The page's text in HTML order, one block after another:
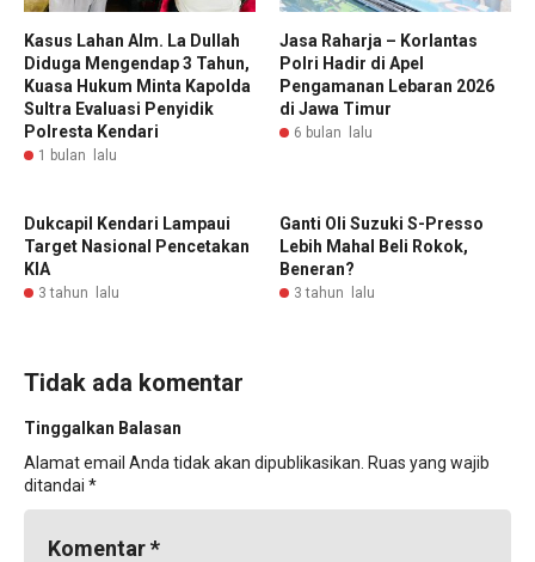
Kasus Lahan Alm. La Dullah
Diduga Mengendap 3 Tahun,
Kuasa Hukum Minta Kapolda
Sultra Evaluasi Penyidik
Polresta Kendari
1 bulan lalu
Jasa Raharja – Korlantas
Polri Hadir di Apel
Pengamanan Lebaran 2026
di Jawa Timur
6 bulan lalu
Dukcapil Kendari Lampaui
Target Nasional Pencetakan
KIA
3 tahun lalu
Ganti Oli Suzuki S-Presso
Lebih Mahal Beli Rokok,
Beneran?
3 tahun lalu
Tidak ada komentar
Tinggalkan Balasan
Alamat email Anda tidak akan dipublikasikan. Ruas yang wajib
ditandai *
Komentar*